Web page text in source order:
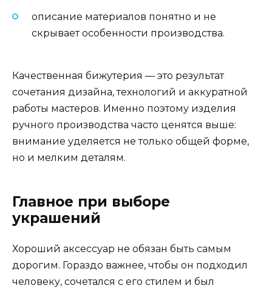
описание материалов понятно и не
скрывает особенности производства.
Качественная бижутерия — это результат
сочетания дизайна, технологий и аккуратной
работы мастеров. Именно поэтому изделия
ручного производства часто ценятся выше:
внимание уделяется не только общей форме,
но и мелким деталям.
Главное при выборе
украшений
Хороший аксессуар не обязан быть самым
дорогим. Гораздо важнее, чтобы он подходил
человеку, сочетался с его стилем и был